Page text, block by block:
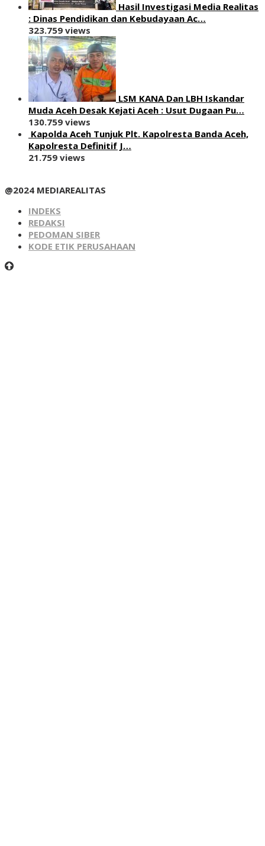
Hasil Investigasi Media Realitas
: ‎Dinas Pendidikan dan Kebudayaan Ac…
323.759 views
LSM KANA Dan LBH Iskandar
Muda Aceh Desak Kejati Aceh : Usut Dugaan Pu…
130.759 views
Kapolda Aceh Tunjuk Plt. Kapolresta Banda Aceh,
Kapolresta Definitif J…
21.759 views
@2024 MEDIAREALITAS
INDEKS
REDAKSI
PEDOMAN SIBER
KODE ETIK PERUSAHAAN